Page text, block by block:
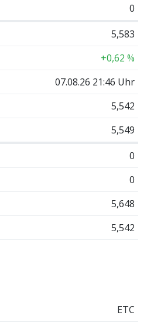
0
5,583
+0,62 %
07.08.26 21:46 Uhr
5,542
5,549
0
0
5,648
5,542
ETC